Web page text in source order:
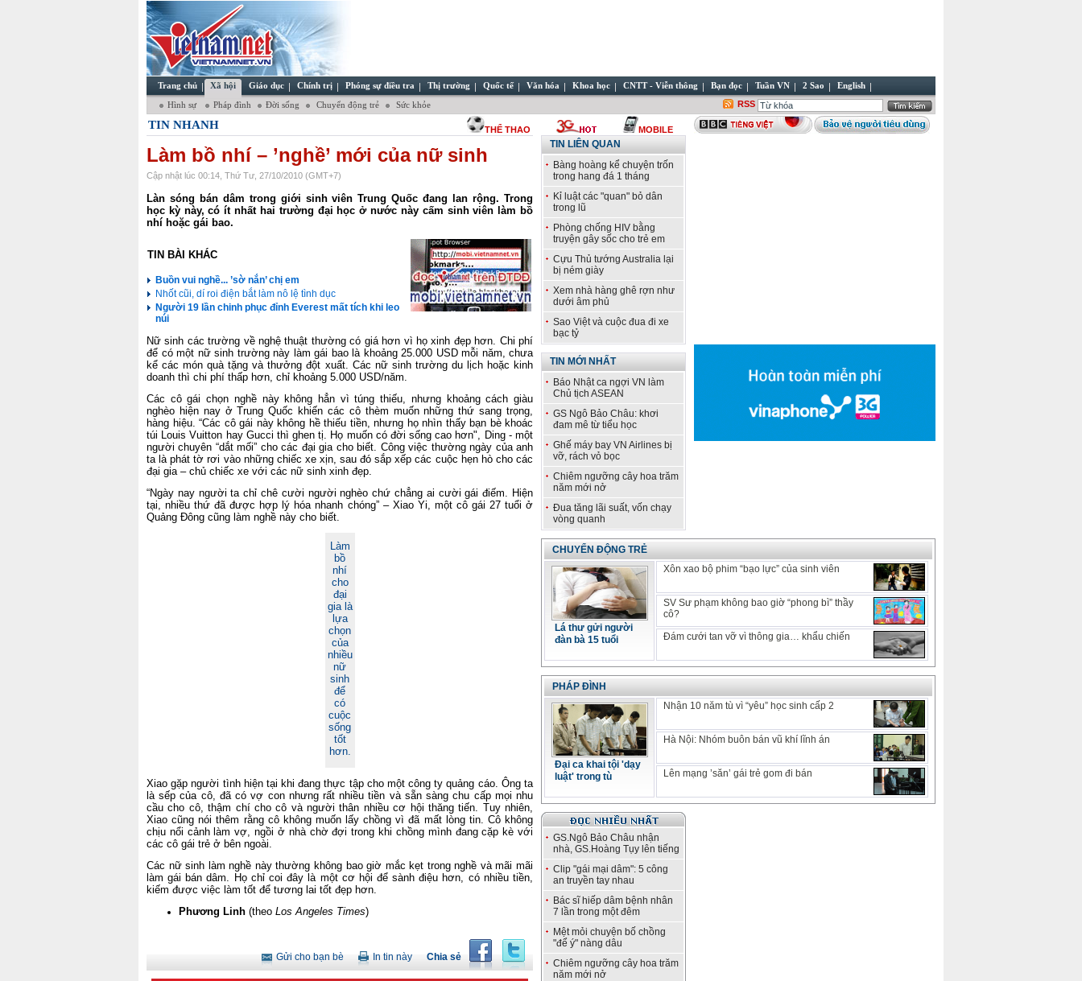
Trang chủ Xã hội Giáo dục Chính trị Phóng sự điều tra Thị trường Quốc tế Văn hóa Khoa học CNTT - Viễn thông Bạn đọc Tuần VN 2 Sao English
Hình sự Pháp đình Đời sống Chuyển động trẻ Sức khỏe RSS
TIN NHANH THỂ THAO MOBILE
Làm bồ nhí – ’nghề’ mới của nữ sinh
Cập nhật lúc 00:14, Thứ Tư, 27/10/2010 (GMT+7)
Làn sóng bán dâm trong giới sinh viên Trung Quốc đang lan rộng. Trong
học kỳ này, có ít nhất hai trường đại học ở nước này cấm sinh viên làm bồ
nhí hoặc gái bao.
TIN BÀI KHÁC
Buồn vui nghề... ’sờ nắn’ chị em
Nhốt cũi, dí roi điện bắt làm nô lệ tình dục
Người 19 lần chinh phục đỉnh Everest mất tích khi leo
núi
Nữ sinh các trường về nghệ thuật thường có giá hơn vì họ xinh đẹp hơn. Chi phí
để có một nữ sinh trường này làm gái bao là khoảng 25.000 USD mỗi năm, chưa
kể các món quà tặng và thưởng đột xuất. Các nữ sinh trường du lịch hoặc kinh
doanh thì chi phí thấp hơn, chỉ khoảng 5.000 USD/năm.
Các cô gái chọn nghề này không hẳn vì túng thiếu, nhưng khoảng cách giàu
nghèo hiện nay ở Trung Quốc khiến các cô thèm muốn những thứ sang trọng,
hàng hiệu. “Các cô gái này không hề thiếu tiền, nhưng họ nhìn thấy bạn bè khoác
túi Louis Vuitton hay Gucci thì ghen tị. Họ muốn có đời sống cao hơn", Ding - một
người chuyên “dắt mối” cho các đại gia cho biết. Công việc thường ngày của anh
ta là phát tờ rơi vào những chiếc xe xịn, sau đó sắp xếp các cuộc hẹn hò cho các
đại gia – chủ chiếc xe với các nữ sinh xinh đẹp.
“Ngày nay người ta chỉ chê cười người nghèo chứ chẳng ai cười gái điếm. Hiện
tại, nhiều thứ đã được hợp lý hóa nhanh chóng” – Xiao Yi, một cô gái 27 tuổi ở
Quảng Đông cũng làm nghề này cho biết.
Làm
bồ
nhí
cho
đại
gia là
lựa
chọn
của
nhiều
nữ
sinh
để
có
cuộc
sống
tốt
hơn.
Xiao gặp người tình hiện tại khi đang thực tập cho một công ty quảng cáo. Ông ta
là sếp của cô, đã có vợ con nhưng rất nhiều tiền và sẵn sàng chu cấp mọi nhu
cầu cho cô, thậm chí cho cô và người thân nhiều cơ hội thăng tiến. Tuy nhiên,
Xiao cũng nói thêm rằng cô không muốn lấy chồng vì đã mất lòng tin. Cô không
chịu nổi cảnh làm vợ, ngồi ở nhà chờ đợi trong khi chồng mình đang cặp kè với
các cô gái trẻ ở bên ngoài.
Các nữ sinh làm nghề này thường không bao giờ mắc kẹt trong nghề và mãi mãi
làm gái bán dâm. Họ chỉ coi đây là một cơ hội để sành điệu hơn, có nhiều tiền,
kiếm được việc làm tốt để tương lai tốt đẹp hơn.
Phương Linh (theo Los Angeles Times)
Chia sẻ
In tin này
Gửi cho bạn bè
TIN LIÊN QUAN
Bàng hoàng kể chuyện trốn
trong hang đá 1 tháng
Kỉ luật các "quan" bỏ dân
trong lũ
Phòng chống HIV bằng
truyện gây sốc cho trẻ em
Cựu Thủ tướng Australia lại
bị ném giày
Xem nhà hàng ghê rợn như
dưới âm phủ
Sao Việt và cuộc đua đi xe
bạc tỷ
TIN MỚI NHẤT
Báo Nhật ca ngợi VN làm
Chủ tịch ASEAN
GS Ngô Bảo Châu: khơi
đam mê từ tiểu học
Ghế máy bay VN Airlines bị
vỡ, rách vỏ bọc
Chiêm ngưỡng cây hoa trăm
năm mới nở
Đua tăng lãi suất, vốn chạy
vòng quanh
CHUYỂN ĐỘNG TRẺ
Lá thư gửi người
đàn bà 15 tuổi
Xôn xao bộ phim “bạo lực” của sinh viên
SV Sư phạm không bao giờ “phong bì” thầy
cô?
Đám cưới tan vỡ vì thông gia… khẩu chiến
PHÁP ĐÌNH
Đại ca khai tội 'dạy
luật' trong tù
Nhận 10 năm tù vì “yêu” học sinh cấp 2
Hà Nội: Nhóm buôn bán vũ khí lĩnh án
Lên mạng ’săn’ gái trẻ gom đi bán
GS.Ngô Bảo Châu nhận
nhà, GS.Hoàng Tụy lên tiếng
Clip "gái mại dâm": 5 công
an truyền tay nhau
Bác sĩ hiếp dâm bệnh nhân
7 lần trong một đêm
Mệt mỏi chuyện bố chồng
"để ý" nàng dâu
Chiêm ngưỡng cây hoa trăm
năm mới nở